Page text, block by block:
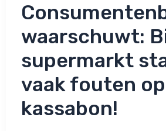
waarschuwt:
supermarkt
vaak fouten
kassabon!